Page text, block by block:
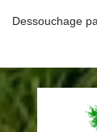
Dessouchage